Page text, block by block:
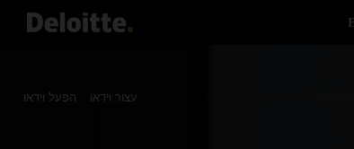
עצור וידאו הפעל וידאו